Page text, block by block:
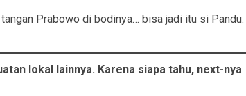
Prabowo di bodinya… bisa jadi itu si Pandu.
lokal lainnya. Karena siapa tahu, next-nya